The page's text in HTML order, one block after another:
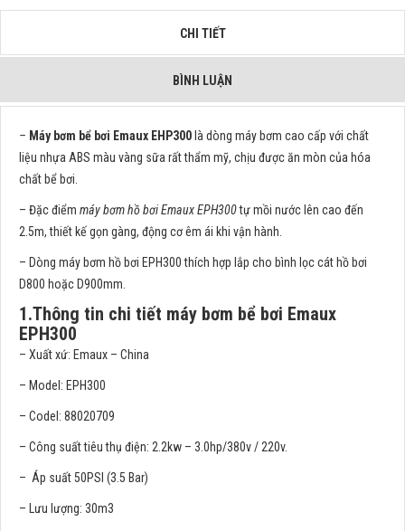
CHI TIẾT
BÌNH LUẬN
– Máy bơm bể bơi Emaux EHP300 là dòng máy bơm cao cấp với chất
liệu nhựa ABS màu vàng sữa rất thẩm mỹ, chịu được ăn mòn của hóa
chất bể bơi.
– Đặc điểm máy bơm hồ bơi Emaux EPH300tự mồi nước lên cao đến
2.5m, thiết kế gọn gàng, động cơ êm ái khi vận hành.
– Dòng máy bơm hồ bơi EPH300 thích hợp lắp cho bình lọc cát hồ bơi
D800 hoặc D900mm.
1.Thông tin chi tiết máy bơm bể bơi Emaux
EPH300
– Xuất xứ: Emaux – China
– Model: EPH300
– Codel: 88020709
– Công suất tiêu thụ điện: 2.2kw – 3.0hp/380v / 220v.
– Áp suất 50PSI (3.5 Bar)
– Lưu lượng: 30m3